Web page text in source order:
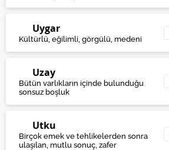
Uygar
Kültürlü, eğilimli, görgülü, medeni
Uzay
Bütün varlıkların içinde bulunduğu
sonsuz boşluk
Utku
Birçok emek ve tehlikelerden sonra
ulaşılan, mutlu sonuç, zafer